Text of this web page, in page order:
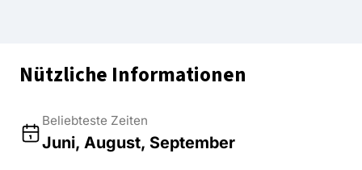
Nützliche Informationen
Beliebteste Zeiten
Juni, August, September